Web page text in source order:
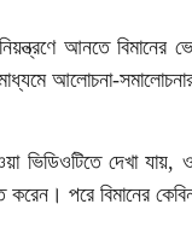
আনতে
আলোচনা-
ভিডিওটিতে দেখা যায়,
পরে বিমানের